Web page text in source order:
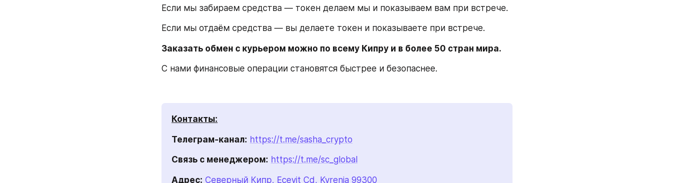
Если мы забираем средства — токен делаем мы и показываем вам при встрече.
Если мы отдаём средства — вы делаете токен и показываете при встрече.
Заказать обмен с курьером можно по всему Кипру и в более 50 стран мира.
С нами финансовые операции становятся быстрее и безопаснее.
Контакты:
Телеграм-канал: https://t.me/sasha_crypto
Связь с менеджером: https://t.me/sc_global
Адрес: Северный Кипр, Ecevit Cd, Kyrenia 99300